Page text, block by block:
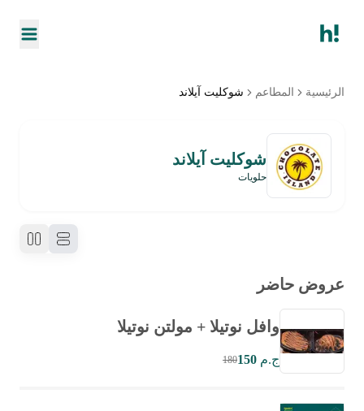
الرئيسية المطاعم شوكليت آيلاند
شوكليت آيلاند
حلويات
عروض حاضر
وافل نوتيلا + مولتن نوتيلا
ج.م 150
180